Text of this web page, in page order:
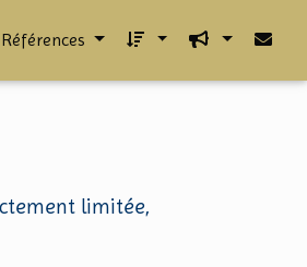
Références
limitée,